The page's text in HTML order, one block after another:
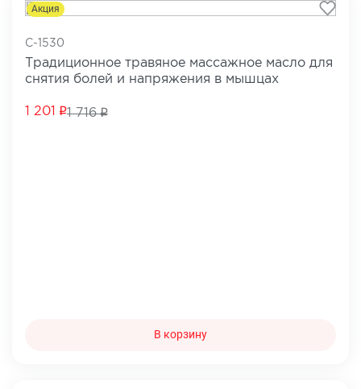
Акция
C-1530
Традиционное травяное массажное масло для
снятия болей и напряжения в мышцах
1 201 1 716
В корзину